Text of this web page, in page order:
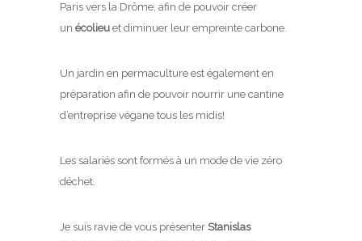
Paris vers la Drôme, afin de pouvoir créer
un écolieu et diminuer leur empreinte carbone.
Un jardin en permaculture est également en
préparation afin de pouvoir nourrir une cantine
d’entreprise végane tous les midis!
Les salariés sont formés à un mode de vie zéro
déchet.
Je suis ravie de vous présenter Stanislas